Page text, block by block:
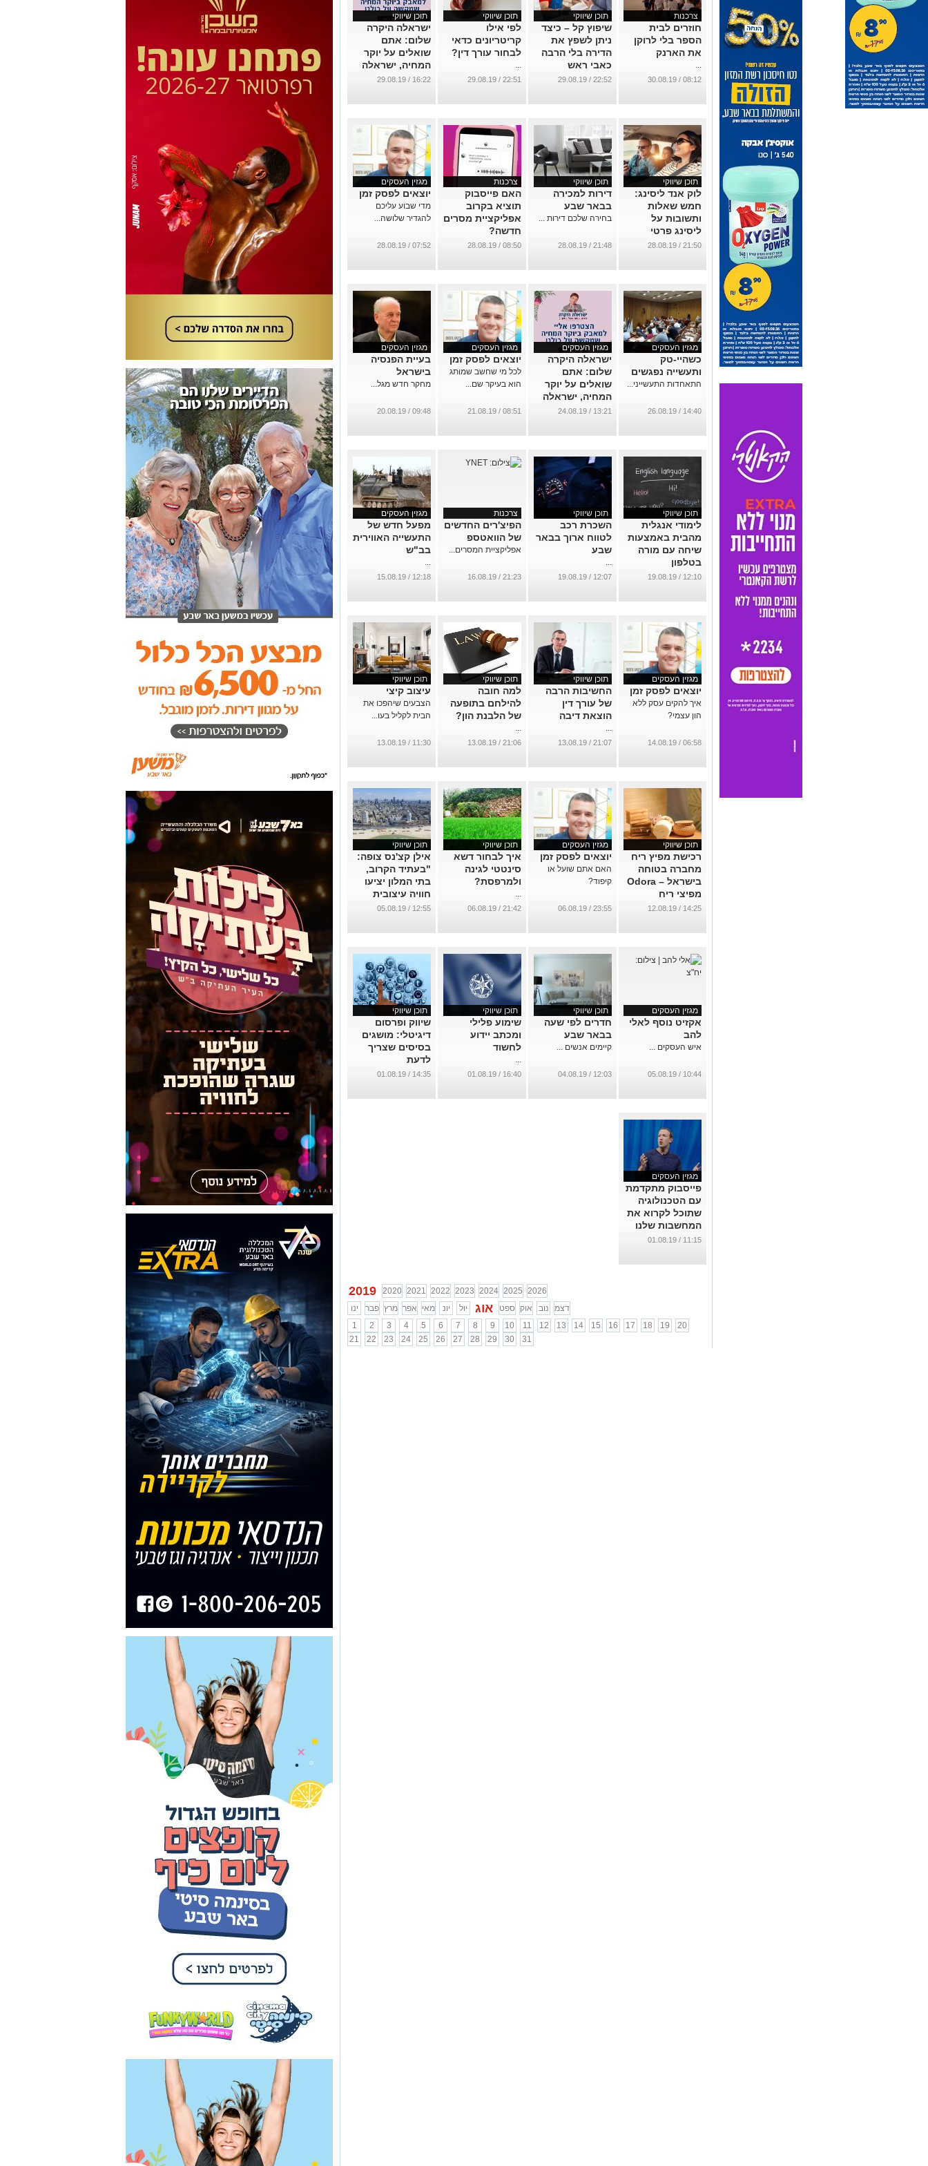
צרכנות
חוזרים לבית
הספר בלי לרוקן
את הארנק
...
08:12 / 30.08.19
תוכן שיווקי
שיפוץ קל – כיצד
ניתן לשפץ את
הדירה בלי הרבה
כאבי ראש
...
22:52 / 29.08.19
תוכן שיווקי
לפי אילו
קריטריונים כדאי
לבחור עורך דין?
...
22:51 / 29.08.19
תוכן שיווקי
ישראלה היקרה
שלום: אתם
שואלים על יוקר
המחיה, ישראלה
עונה
16:22 / 29.08.19
תוכן שיווקי
לוק אנד ליסינג:
חמש שאלות
ותשובות על
ליסינג פרטי
...
21:50 / 28.08.19
תוכן שיווקי
דירות למכירה
בבאר שבע
בחירה שלכם דירות ...
21:48 / 28.08.19
צרכנות
האם פייסבוק
תוציא בקרוב
אפליקציית מסרים
חדשה?
...
08:50 / 28.08.19
מגזין העסקים
יוצאים לפסק זמן
מדי שבוע עליכם
להגדיר שלושה...
07:52 / 28.08.19
מגזין העסקים
כשהיי-טק
ותעשייה נפגשים
התאחדות התעשייני...
14:40 / 26.08.19
מגזין העסקים
ישראלה היקרה
שלום: אתם
שואלים על יוקר
המחיה, ישראלה
עונה
13:21 / 24.08.19
מגזין העסקים
יוצאים לפסק זמן
לכל מי שחשב שמותג
הוא בעיקר שם...
08:51 / 21.08.19
מגזין העסקים
בעיית הפנסיה
בישראל
מחקר חדש מגל...
09:48 / 20.08.19
תוכן שיווקי
לימודי אנגלית
מהבית באמצעות
שיחה עם מורה
בטלפון
...
12:10 / 19.08.19
תוכן שיווקי
השכרת רכב
לטווח ארוך בבאר
שבע
...
12:07 / 19.08.19
צרכנות
הפיצ'רים החדשים
של הוואטספ
אפליקציית המסרים...
21:23 / 16.08.19
מגזין העסקים
מפעל חדש של
התעשייה האווירית
בב"ש
...
12:18 / 15.08.19
מגזין העסקים
יוצאים לפסק זמן
איך להקים עסק ללא
הון עצמי?
06:58 / 14.08.19
תוכן שיווקי
החשיבות הרבה
של עורך דין
הוצאת דיבה
...
21:07 / 13.08.19
תוכן שיווקי
למה חובה
להילחם בתופעה
של הלבנת הון?
...
21:06 / 13.08.19
תוכן שיווקי
עיצוב קיצי
הצבעים שיהפכו את
הבית לקליל בעו...
11:30 / 13.08.19
תוכן שיווקי
רכישת מפיץ ריח
מחברה בטוחה
בישראל – Odora
מפיצי ריח
איכותיים
14:25 / 12.08.19
מגזין העסקים
יוצאים לפסק זמן
האם אתם שועל או
קיפוד?
23:55 / 06.08.19
תוכן שיווקי
איך לבחור דשא
סינטטי לגינה
ולמרפסת?
...
21:42 / 06.08.19
תוכן שיווקי
אילן קצ'נס צופה:
"בעתיד הקרוב,
בתי המלון יציעו
חוויה עיצובית
חדשה"
12:55 / 05.08.19
מגזין העסקים
אקזיט נוסף לאלי
להב
איש העסקים ...
10:44 / 05.08.19
תוכן שיווקי
חדרים לפי שעה
בבאר שבע
קיימים אנשים ...
12:03 / 04.08.19
תוכן שיווקי
שימוע פלילי
ומכתב יידוע
לחשוד
...
16:40 / 01.08.19
תוכן שיווקי
שיווק ופרסום
דיגיטלי: מושגים
בסיסים שצריך
לדעת
...
14:35 / 01.08.19
מגזין העסקים
פייסבוק מתקדמת
עם הטכנולוגיה
שתוכל לקרוא את
המחשבות שלנו
...
11:15 / 01.08.19
2019 2020 2021 2022 2023 2024 2025 2026
ינו
פבר מרץ אפר מאי יונ יול אוג ספט אוק נוב
דצמ
1
2 3 4 5 6 7 8 9 10 11 12 13 14 15 16 17 18 19
20
21
22 23 24 25 26 27 28 29 30 31